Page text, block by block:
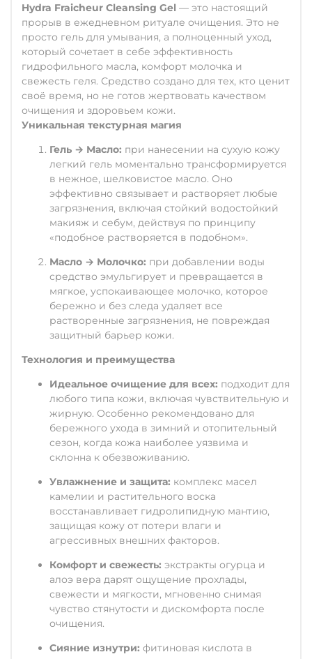
Hydra Fraicheur Cleansing Gel — это настоящий
прорыв в ежедневном ритуале очищения. Это не
просто гель для умывания, а полноценный уход,
который сочетает в себе эффективность
гидрофильного масла, комфорт молочка и
свежесть геля. Средство создано для тех, кто ценит
своё время, но не готов жертвовать качеством
очищения и здоровьем кожи.
Уникальная текстурная магия
Гель → Масло: при нанесении на сухую кожу
легкий гель моментально трансформируется
в нежное, шелковистое масло. Оно
эффективно связывает и растворяет любые
загрязнения, включая стойкий водостойкий
макияж и себум, действуя по принципу
«подобное растворяется в подобном».
Масло → Молочко: при добавлении воды
средство эмульгирует и превращается в
мягкое, успокаивающее молочко, которое
бережно и без следа удаляет все
растворенные загрязнения, не повреждая
защитный барьер кожи.
Технология и преимущества
Идеальное очищение для всех: подходит для
любого типа кожи, включая чувствительную и
жирную. Особенно рекомендовано для
бережного ухода в зимний и отопительный
сезон, когда кожа наиболее уязвима и
склонна к обезвоживанию.
Увлажнение и защита: комплекс масел
камелии и растительного воска
восстанавливает гидролипидную мантию,
защищая кожу от потери влаги и
агрессивных внешних факторов.
Комфорт и свежесть: экстракты огурца и
алоэ вера дарят ощущение прохлады,
свежести и мягкости, мгновенно снимая
чувство стянутости и дискомфорта после
очищения.
Сияние изнутри: фитиновая кислота в